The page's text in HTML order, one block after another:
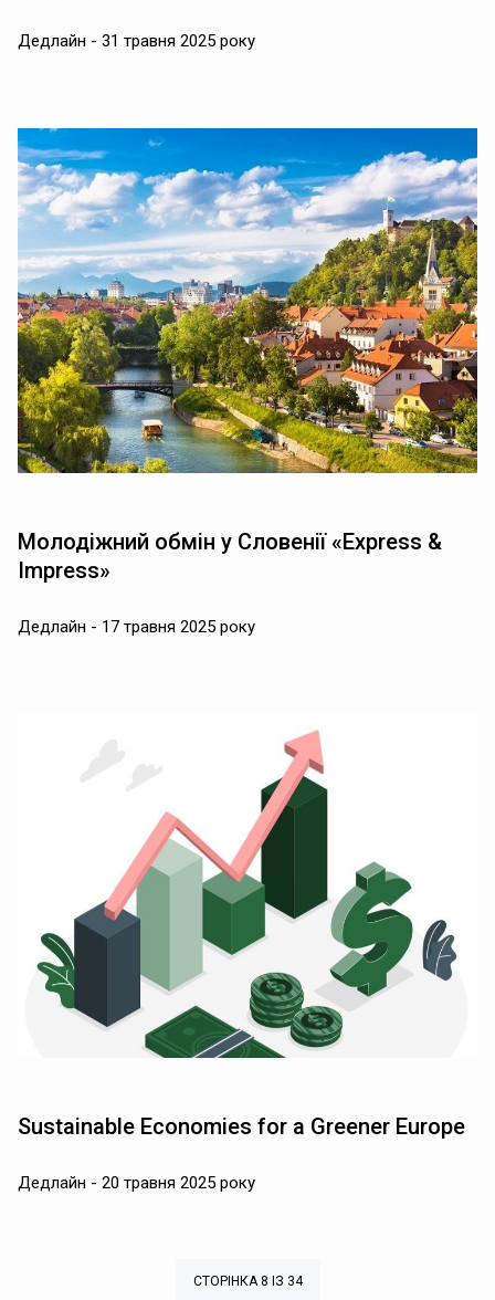
Дедлайн - 31 травня 2025 року
Молодіжний обмін у Словенії «Express &
Impress»
Дедлайн - 17 травня 2025 року
Sustainable Economies for a Greener Europe
Дедлайн - 20 травня 2025 року
СТОРІНКА 8 ІЗ 34